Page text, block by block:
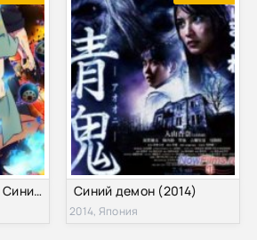
Синий Экзорцист / Синий экзорцист: Нечестивый король Киото (2 Сезон) (2017) Синий демон (2014)
2014, Япония